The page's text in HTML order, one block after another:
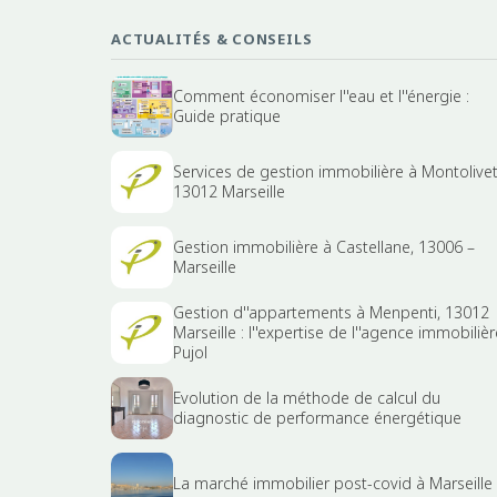
ACTUALITÉS & CONSEILS
Comment économiser l''eau et l''énergie :
Guide pratique
Services de gestion immobilière à
13012 Marseille
Gestion immobilière à Castellane, 13006 –
Marseille
Gestion d''appartements à Menpenti, 13012
Marseille : l''expertise de l''agence
Pujol
Evolution de la méthode de calcul du
diagnostic de performance énergétique
La marché immobilier post-covid à Marseille